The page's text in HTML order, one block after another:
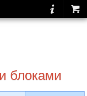
блоками